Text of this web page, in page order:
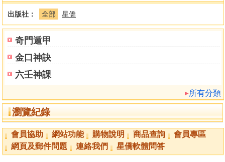
奇門遁甲
金口神訣
六壬神課
所有分類
瀏覽紀錄
出版社： 全部 星僑
會員協助 網站功能 購物說明 商品查詢
會員專區
網頁及郵件問題
連絡我們 星僑軟體問答